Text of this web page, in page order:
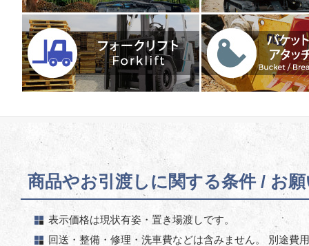
商品やお引渡しに関する条件 / お
表示価格は現状有姿・置き場渡しです。
回送・整備・修理・洗車費などは含みません。 別途費